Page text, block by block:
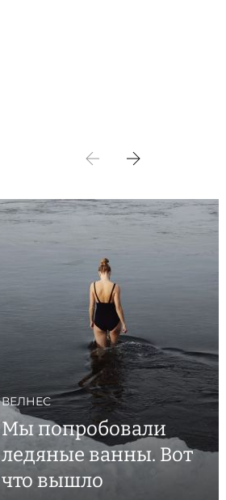
ВЕЛНЕС
Мы попробовали
ледяные ванны. Вот
что вышло